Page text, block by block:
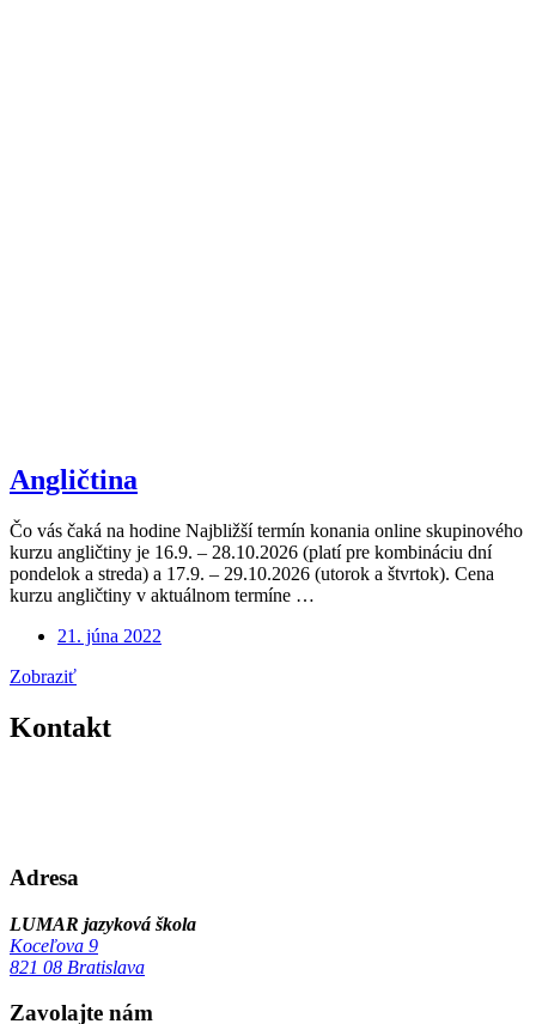
Angličtina
Čo vás čaká na hodine Najbližší termín konania online skupinového
kurzu angličtiny je 16.9. – 28.10.2026 (platí pre kombináciu dní
pondelok a streda) a 17.9. – 29.10.2026 (utorok a štvrtok). Cena
kurzu angličtiny v aktuálnom termíne …
21. júna 2022
ZobraziťAngličtina
Kontakt
Adresa
LUMAR jazyková škola
Koceľova 9
821 08 Bratislava
Zavolajte nám